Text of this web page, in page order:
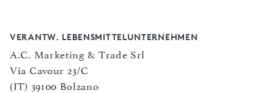
VERANTW. LEBENSMITTELUNTERNEHMEN
A.C. Marketing & Trade Srl
Via Cavour 23/C
(IT) 39100 Bolzano